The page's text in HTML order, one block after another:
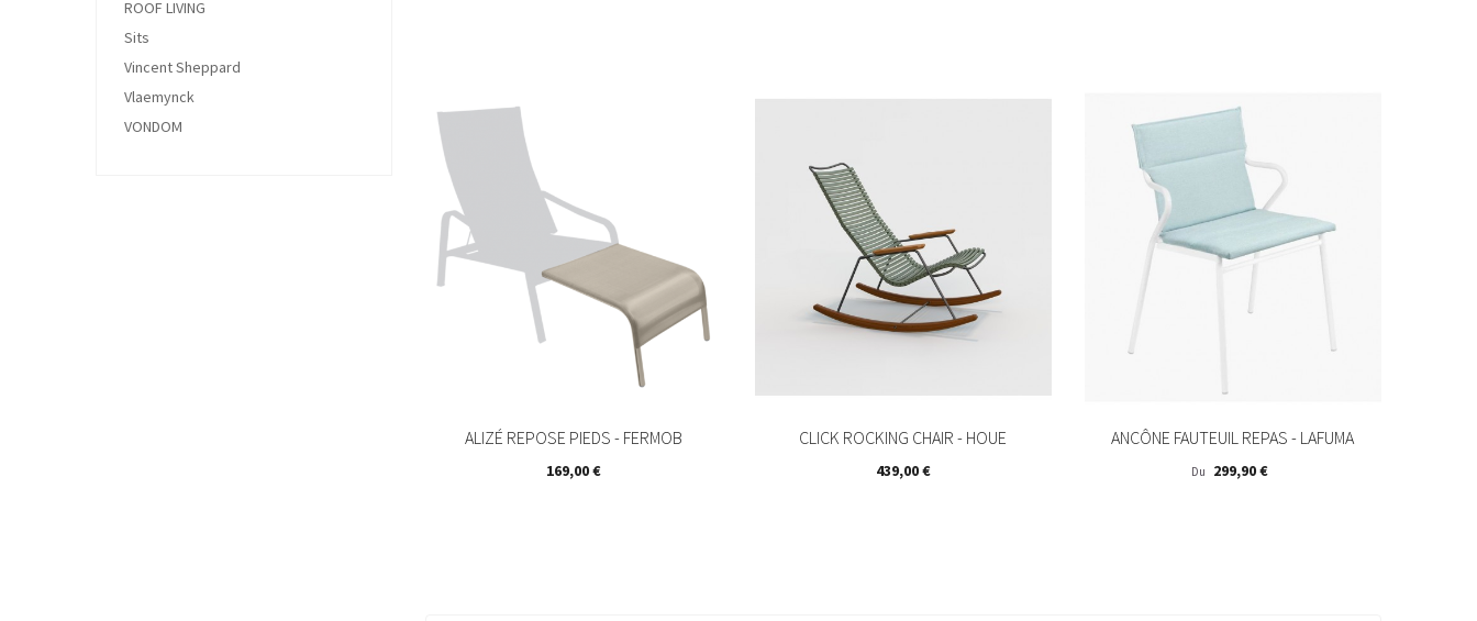
ROOF LIVING
Sits
Vincent Sheppard
Vlaemynck
VONDOM
ALIZÉ REPOSE PIEDS - FERMOB
Prix
169,00 €
CLICK ROCKING CHAIR - HOUE
Prix
439,00 €
ANCÔNE FAUTEUIL REPAS - LAFUMA
Du Prix
299,90 €